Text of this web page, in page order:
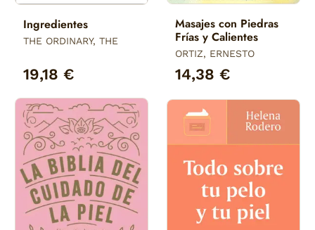
Ingredientes
THE ORDINARY, THE
19,18 €
Masajes con Piedras
Frías y Calientes
ORTIZ, ERNESTO
14,38 €